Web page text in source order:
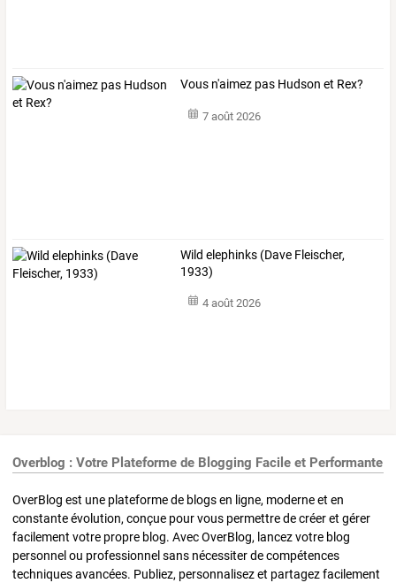
Vous n'aimez pas Hudson et Rex?
7 août 2026
Wild elephinks (Dave Fleischer,
1933)
4 août 2026
Overblog : Votre Plateforme de Blogging Facile et Performante
OverBlog est une plateforme de blogs en ligne, moderne et en
constante évolution, conçue pour vous permettre de créer et gérer
facilement votre propre blog. Avec OverBlog, lancez votre blog
personnel ou professionnel sans nécessiter de compétences
techniques avancées. Publiez, personnalisez et partagez facilement